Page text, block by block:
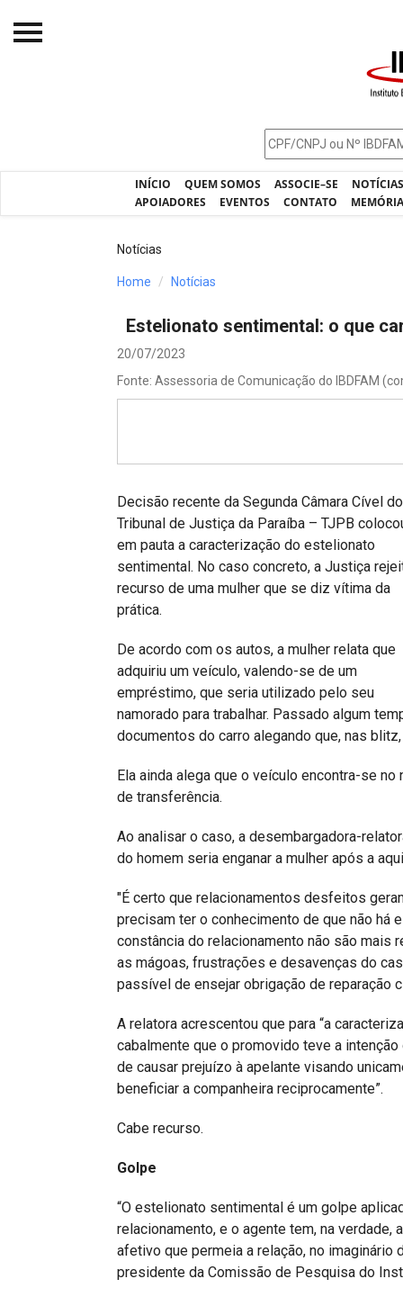
INÍCIO QUEM SOMOS ASSOCIE–SE
APOIADORES
EVENTOS CONTATO
Processos - IBDFAM
Alienação Parental
Encontre um Escritório
Notícias
Home Notícias
Estelionato sentimental: o que
20/07/2023
Fonte: Assessoria de Comunicação do IBDFAM
Decisão recente da Segunda Câmara Cível do
Tribunal de Justiça da Paraíba – TJPB
em pauta a caracterização do estelionato
sentimental. No caso concreto, a Justiça
recurso de uma mulher que se diz vítima da
prática.
De acordo com os autos, a mulher relata que
adquiriu um veículo, valendo-se de um
empréstimo, que seria utilizado pelo seu
namorado para trabalhar. Passado algum
documentos do carro alegando que, nas
Ela ainda alega que o veículo encontra-se
de transferência.
Ao analisar o caso, a desembargadora-
do homem seria enganar a mulher após a
"É certo que relacionamentos desfeitos
precisam ter o conhecimento de que não há
constância do relacionamento não são mais
as mágoas, frustrações e desavenças do
passível de ensejar obrigação de reparação
A relatora acrescentou que para “a
cabalmente que o promovido teve a
de causar prejuízo à apelante visando
beneficiar a companheira reciprocamente”.
Cabe recurso.
Golpe
“O estelionato sentimental é um golpe
relacionamento, e o agente tem, na verdade,
afetivo que permeia a relação, no imaginário
presidente da Comissão de Pesquisa do